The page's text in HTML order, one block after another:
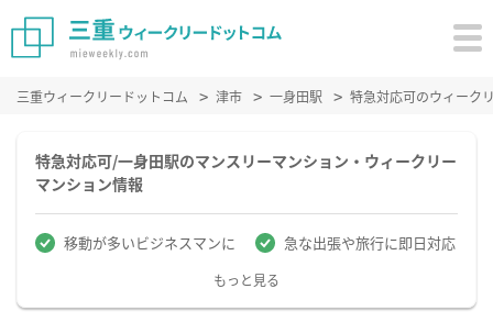
三重ウィークリードットコム 津市 一身田駅 特急対応可のウィーク
特急対応可/一身田駅のマンスリーマンション・ウィークリー
マンション情報
移動が多いビジネスマンに 急な出張や旅行に即日対応
もっと見る